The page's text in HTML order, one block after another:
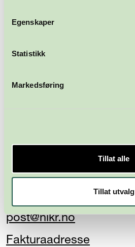
Egenskaper
Statistikk
Markedsføring
Tillat alle
Tillat utvalg
Kristiansandsregionen
Skippergata 23
4611 Kristiansand
post@nikr.no
Fakturaadresse